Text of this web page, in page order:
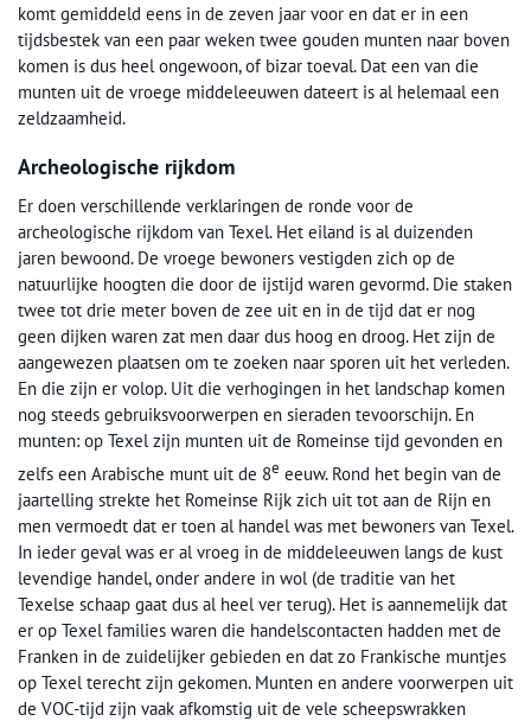
komt gemiddeld eens in de zeven jaar voor en dat er in een
tijdsbestek van een paar weken twee gouden munten naar boven
komen is dus heel ongewoon, of bizar toeval. Dat een van die
munten uit de vroege middeleeuwen dateert is al helemaal een
zeldzaamheid.
Archeologische rijkdom
Er doen verschillende verklaringen de ronde voor de
archeologische rijkdom van Texel. Het eiland is al duizenden
jaren bewoond. De vroege bewoners vestigden zich op de
natuurlijke hoogten die door de ijstijd waren gevormd. Die staken
twee tot drie meter boven de zee uit en in de tijd dat er nog
geen dijken waren zat men daar dus hoog en droog. Het zijn de
aangewezen plaatsen om te zoeken naar sporen uit het verleden.
En die zijn er volop. Uit die verhogingen in het landschap komen
nog steeds gebruiksvoorwerpen en sieraden tevoorschijn. En
munten: op Texel zijn munten uit de Romeinse tijd gevonden en
zelfs een Arabische munt uit de 8e eeuw. Rond het begin van de
jaartelling strekte het Romeinse Rijk zich uit tot aan de Rijn en
men vermoedt dat er toen al handel was met bewoners van Texel.
In ieder geval was er al vroeg in de middeleeuwen langs de kust
levendige handel, onder andere in wol (de traditie van het
Texelse schaap gaat dus al heel ver terug). Het is aannemelijk dat
er op Texel families waren die handelscontacten hadden met de
Franken in de zuidelijker gebieden en dat zo Frankische muntjes
op Texel terecht zijn gekomen. Munten en andere voorwerpen uit
de VOC-tijd zijn vaak afkomstig uit de vele scheepswrakken